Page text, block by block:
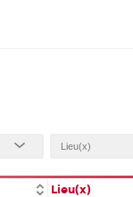
Lieu(x)